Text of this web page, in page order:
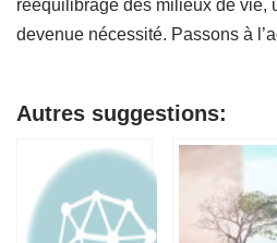
rééquilibrage des milieux de vie,
devenue nécessité. Passons à
Autres suggestions: